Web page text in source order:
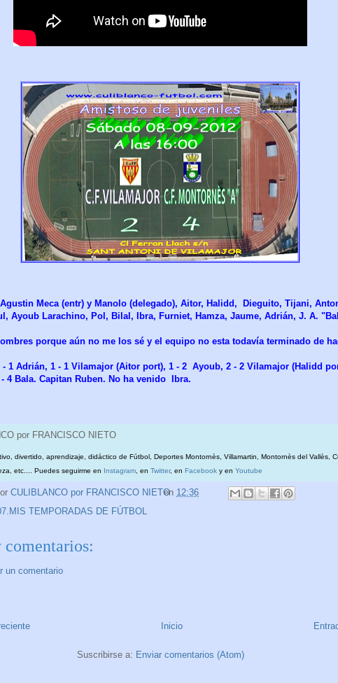
Meca (entr) y Manolo (delegado), Aitor, Halidd, Dieguito, Tijani,
Ayoub Larachino, Pol, Bilal, Ibra, Furniet, Hamza, Jaume, Adrián, J. A.
porque aún no me los sé y el equipo no esta todavía terminado de
- 1 Adrián, 1 - 1 Vilamajor (Aitor port), 1 - 2 Ayoub, 2 - 2 Vilamajor (Halidd
4 Bala. Capitan Ruben. No ha venido Ibra.
por FRANCISCO NIETO
divertido, aprendizaje, didáctico de Fútbol, Deportes Montornès, Villamartin, Montornès del Vallès,
etc.... Puedes seguirme en
Instagram, en Twitter, en Facebook y en Youtube
CULIBLANCO por FRANCISCO NIETO
en 12:36
TEMPORADAS DE FÚTBOL
comentarios:
un comentario
Inicio
Suscribirse a: Enviar comentarios (Atom)
CULIBLANCO por